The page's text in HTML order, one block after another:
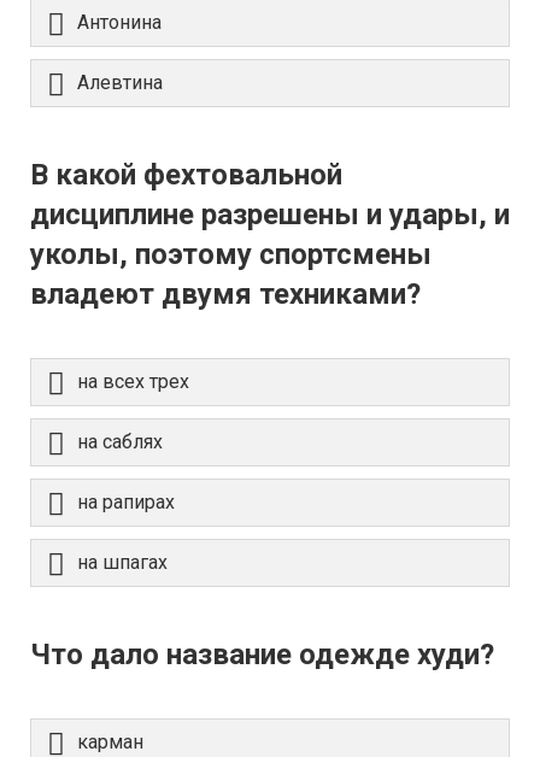
Антонина
Алевтина
В какой фехтовальной
дисциплине разрешены и удары, и
уколы, поэтому спортсмены
владеют двумя техниками?
на всех трех
на саблях
на рапирах
на шпагах
Что дало название одежде худи?
карман